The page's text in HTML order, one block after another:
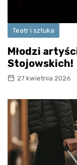
Teatr i sztuka
Młodzi
Stojowskich!
27 kwietnia 2026